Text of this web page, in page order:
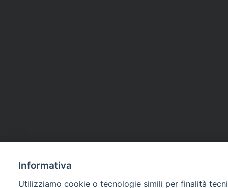
Informativa
Utilizziamo cookie o tecnologie simili per finalità